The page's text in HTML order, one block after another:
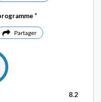
Partager
8.2